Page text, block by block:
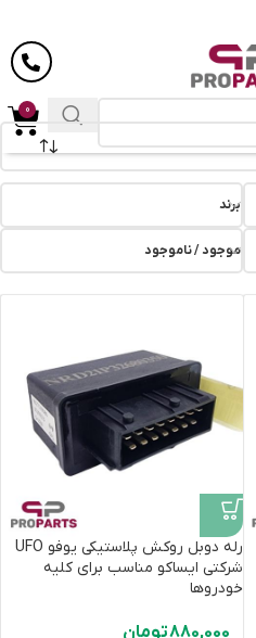
0
برند
موجود / ناموجود
رله دوبل روکش پلاستیکی یوفو UFO
شرکتی ایساکو مناسب برای ‌کلیه
خودروها
880,000تومان